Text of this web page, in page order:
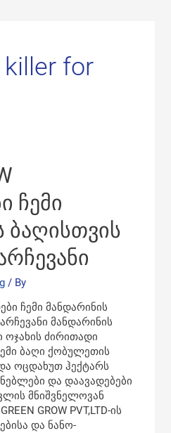
for
ჩემი
ბაღისთვის
/ By
ჩემი მანდარინის
მანდარინის
ოჯახის ძირითადი
ბაღი ქობულეთის
ოცდახუთ ჰექტარს
და დაავადებები
მნიშვნელოვან
GROW PVT,LTD-ის
და ნანო-